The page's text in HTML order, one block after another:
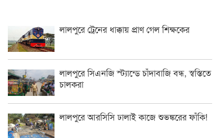
লালপুরে ট্রেনের ধাক্কায় প্রাণ গেল শিক্ষকের
লালপুরে সিএনজি স্ট্যান্ডে চাঁদাবাজি বন্ধ, স্বস্তিতে
চালকরা
লালপুরে আরসিসি ঢালাই কাজে শুভঙ্করের ফাঁকি!